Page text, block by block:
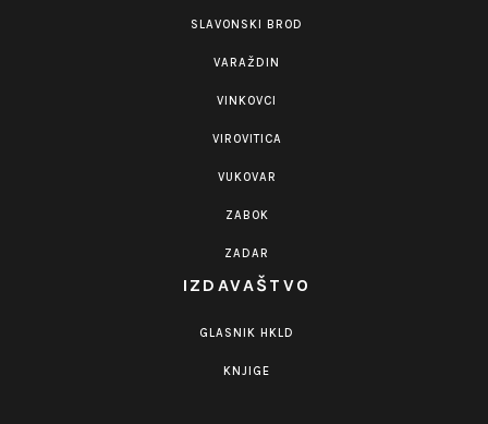
SLAVONSKI BROD
VARAŽDIN
VINKOVCI
VIROVITICA
VUKOVAR
ZABOK
ZADAR
IZDAVAŠTVO
GLASNIK HKLD
KNJIGE